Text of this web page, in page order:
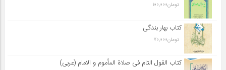
تومان100,000
کتاب بهار بندگی
تومان70,000
کتاب القول التام فی صلاة المأموم و الامام (عربی)